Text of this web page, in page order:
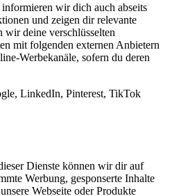
wir dich auch abseits
und zeigen dir relevante
wir deine verschlüsselten
mit folgenden externen Anbietern
Werbekanäle, sofern du deren
LinkedIn, Pinterest, TikTok
Dienste können wir dir auf
Werbung, gesponserte Inhalte
Webseite oder Produkte